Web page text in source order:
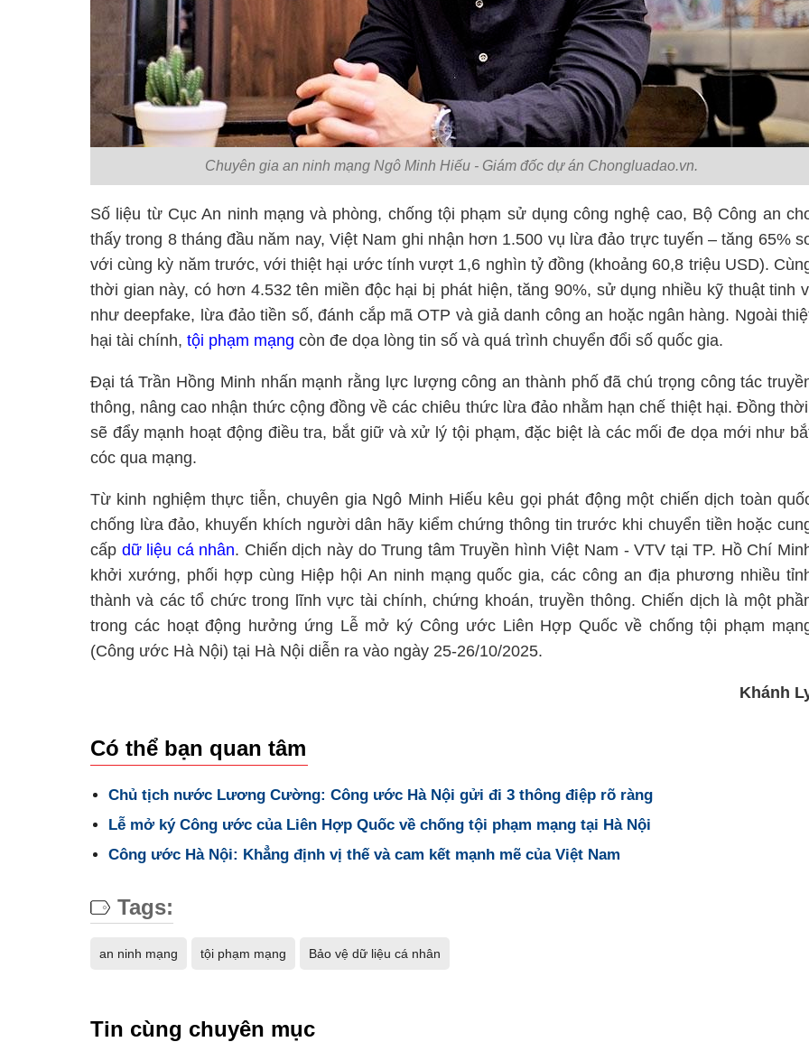
Chuyên gia an ninh mạng Ngô Minh Hiếu - Giám đốc dự án Chongluadao.vn.
Số liệu từ Cục An ninh mạng và phòng, chống tội phạm sử dụng công nghệ cao, Bộ Công an
thấy trong 8 tháng đầu năm nay, Việt Nam ghi nhận hơn 1.500 vụ lừa đảo trực tuyến – tăng 65%
với cùng kỳ năm trước, với thiệt hại ước tính vượt 1,6 nghìn tỷ đồng (khoảng 60,8 triệu USD).
thời gian này, có hơn 4.532 tên miền độc hại bị phát hiện, tăng 90%, sử dụng nhiều kỹ thuật tinh
như deepfake, lừa đảo tiền số, đánh cắp mã OTP và giả danh công an hoặc ngân hàng. Ngoài
hại tài chính, tội phạm mạng còn đe dọa lòng tin số và quá trình chuyển đổi số quốc gia.
Đại tá Trần Hồng Minh nhấn mạnh rằng lực lượng công an thành phố đã chú trọng công tác
thông, nâng cao nhận thức cộng đồng về các chiêu thức lừa đảo nhằm hạn chế thiệt hại. Đồng
sẽ đẩy mạnh hoạt động điều tra, bắt giữ và xử lý tội phạm, đặc biệt là các mối đe dọa mới như
cóc qua mạng.
Từ kinh nghiệm thực tiễn, chuyên gia Ngô Minh Hiếu kêu gọi phát động một chiến dịch toàn
chống lừa đảo, khuyến khích người dân hãy kiểm chứng thông tin trước khi chuyển tiền hoặc
cấp dữ liệu cá nhân. Chiến dịch này do Trung tâm Truyền hình Việt Nam - VTV tại TP. Hồ Chí
khởi xướng, phối hợp cùng Hiệp hội An ninh mạng quốc gia, các công an địa phương nhiều
thành và các tổ chức trong lĩnh vực tài chính, chứng khoán, truyền thông. Chiến dịch là một
trong các hoạt động hưởng ứng Lễ mở ký Công ước Liên Hợp Quốc về chống tội phạm
(Công ước Hà Nội) tại Hà Nội diễn ra vào ngày 25-26/10/2025.
Khánh
Có thể bạn quan tâm
Chủ tịch nước Lương Cường: Công ước Hà Nội gửi đi 3 thông điệp rõ ràng
Lễ mở ký Công ước của Liên Hợp Quốc về chống tội phạm mạng tại Hà Nội
Công ước Hà Nội: Khẳng định vị thế và cam kết mạnh mẽ của Việt Nam
Tags:
an ninh mạng tội phạm mạng Bảo vệ dữ liệu cá nhân
Tin cùng chuyên mục